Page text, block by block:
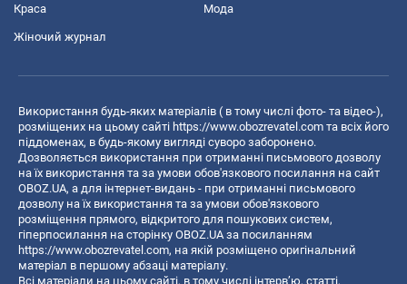
Краса Мода
Жіночий журнал
Використання будь-яких матеріалів ( в тому числі фото- та відео-),
розміщених на цьому сайті https://www.obozrevatel.com та всіх його
піддоменах, в будь-якому вигляді суворо заборонено.
Дозволяється використання при отриманні письмового дозволу
на їх використання та за умови обов'язкового посилання на сайт
OBOZ.UA, а для інтернет-видань - при отриманні письмового
дозволу на їх використання та за умови обов'язкового
розміщення прямого, відкритого для пошукових систем,
гіперпосилання на сторінку OBOZ.UA за посиланням
https://www.obozrevatel.com, на якій розміщено оригінальний
матеріал в першому абзаці матеріалу.
Всі матеріали на цьому сайті, в тому числі інтерв’ю, статті,